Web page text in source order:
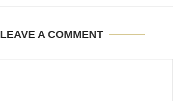
LEAVE A COMMENT